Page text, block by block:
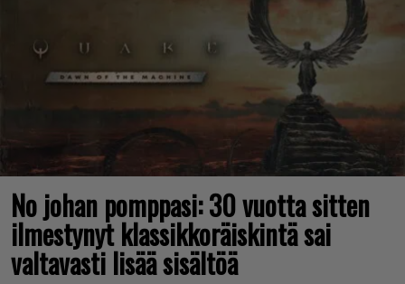
No johan pomppasi: 30 vuotta sitten
ilmestynyt klassikkoräiskintä sai
valtavasti lisää sisältöä